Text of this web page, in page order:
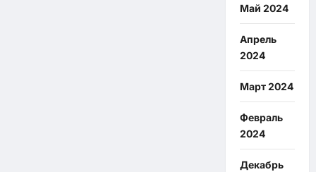
Май 2024
Апрель
2024
Март 2024
Февраль
2024
Декабрь